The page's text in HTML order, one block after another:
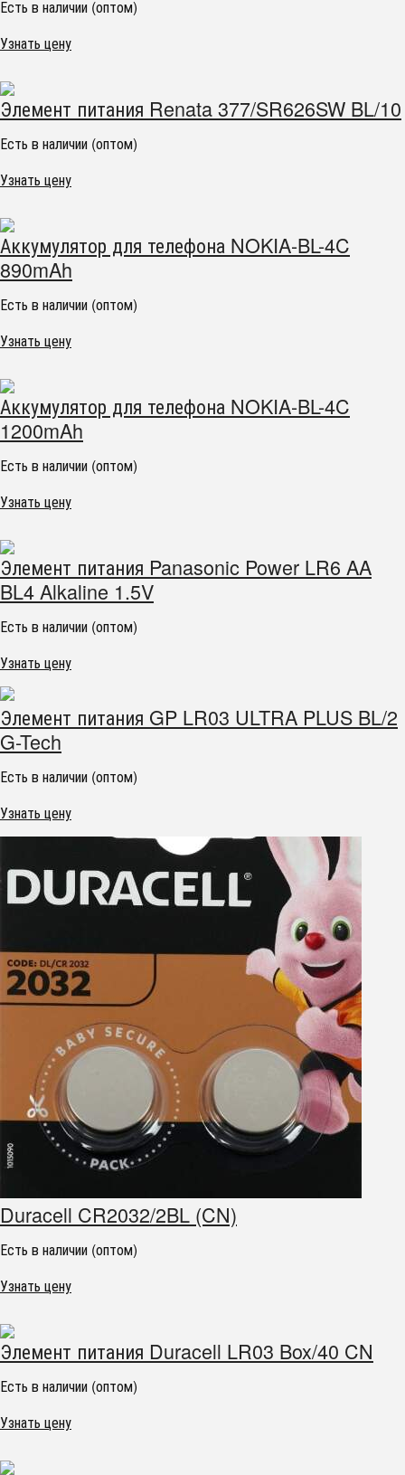
Есть в наличии (оптом)
Узнать цену
Элемент питания Renata 377/SR626SW BL/10
Есть в наличии (оптом)
Узнать цену
Аккумулятор для телефона NOKIA-BL-4C
890mAh
Есть в наличии (оптом)
Узнать цену
Аккумулятор для телефона NOKIA-BL-4C
1200mAh
Есть в наличии (оптом)
Узнать цену
Элемент питания Panasonic Power LR6 AA
BL4 Alkaline 1.5V
Есть в наличии (оптом)
Узнать цену
Элемент питания GP LR03 ULTRA PLUS BL/2
G-Tech
Есть в наличии (оптом)
Узнать цену
Duracell CR2032/2BL (CN)
Есть в наличии (оптом)
Узнать цену
Элемент питания Duracell LR03 Box/40 CN
Есть в наличии (оптом)
Узнать цену